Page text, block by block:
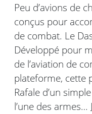
Peu d’avions de
conçus pour
de combat. Le
Développé pour
de l’aviation de
plateforme, cette
Rafale d’un
l’une des armes…